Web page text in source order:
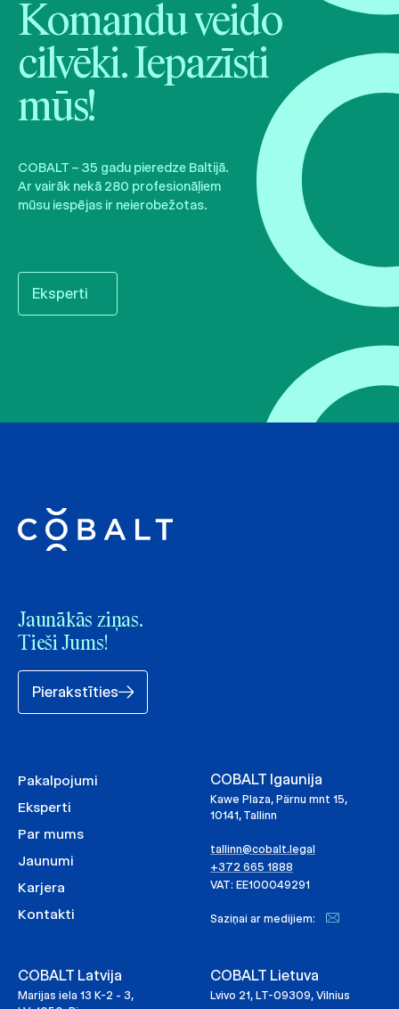
Komandu veido
cilvēki. Iepazīsti
mūs!
COBALT – 35 gadu pieredze Baltijā.
Ar vairāk nekā 280 profesionāļiem
mūsu iespējas ir neierobežotas.
Eksperti
Jaunākās ziņas.
Tieši Jums!
Pierakstīties
Pakalpojumi
Eksperti
Par mums
Jaunumi
Karjera
Kontakti
COBALT Igaunija
Kawe Plaza, Pärnu mnt 15,
10141, Tallinn
tallinn@cobalt.legal
+372 665 1888
VAT: EE100049291
Saziņai ar medijiem:
COBALT Latvija
Marijas iela 13 K-2 - 3,
COBALT Lietuva
Lvivo 21, LT-09309, Vilnius